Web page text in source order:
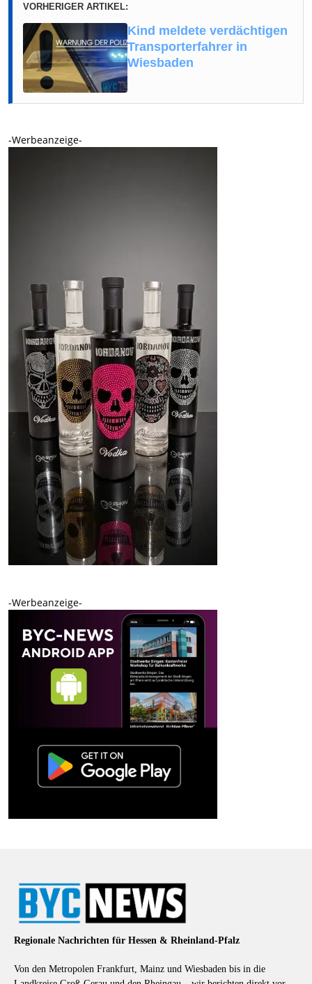
VORHERIGER ARTIKEL:
Kind meldete verdächtigen
Transporterfahrer in
Wiesbaden
-Werbeanzeige-
-Werbeanzeige-
Regionale Nachrichten für Hessen & Rheinland-Pfalz
Von den Metropolen Frankfurt, Mainz und Wiesbaden bis in die